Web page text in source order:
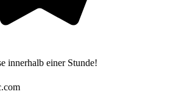
innerhalb einer Stunde!